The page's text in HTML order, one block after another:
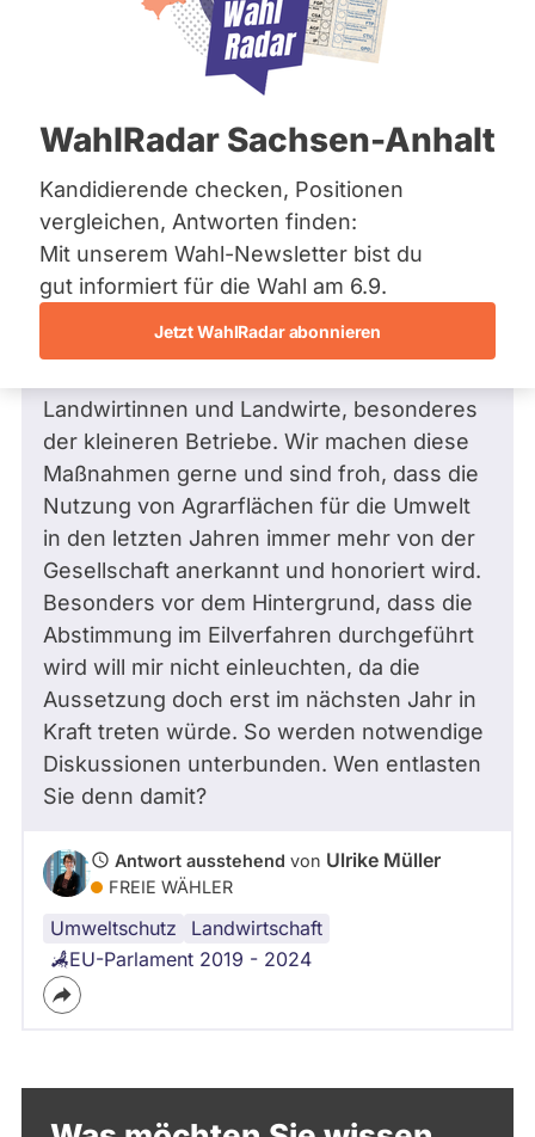
Bremen
Hamburg
Mecklenburg-Vorpommern
Nordrhein-Westfalen
Saarland
Sachsen
Sachsen-Anhalt
Sachsen-Anhalt
Schleswig-Holstein
Thüringen
Archiv
Über uns
Spenden
WahlRadar Sachsen-Anhalt
Kandidierende checken, Positionen
vergleichen, Antworten finden:
Mit unserem Wahl-Newsletter bist du
gut informiert für die Wahl am 6.9.
Jetzt WahlRadar abonnieren
17.04.2024
Wieso wird auf Grund von
Bauernprotesten nun im Eu-
Agrarausschuss über die Aussetzung
der Förderung von Umweltmaßnahmen
abgestimmt?
Sehr geehrte Frau Müller,
Die Aussetzung der Förder von
Landwirtinnen und Landwirte, besonderes
der kleineren Betriebe. Wir machen diese
Maßnahmen gerne und sind froh, dass die
Nutzung von Agrarflächen für die Umwelt
in den letzten Jahren immer mehr von der
Gesellschaft anerkannt und honoriert wird.
Besonders vor dem Hintergrund, dass die
Abstimmung im Eilverfahren durchgeführt
wird will mir nicht einleuchten, da die
Aussetzung doch erst im nächsten Jahr in
Kraft treten würde. So werden notwendige
Diskussionen unterbunden. Wen entlasten
Sie denn damit?
Antwort ausstehend von Ulrike Müller
FREIE WÄHLER
Umweltschutz
Landwirtschaft
EU-Parlament 2019 - 2024